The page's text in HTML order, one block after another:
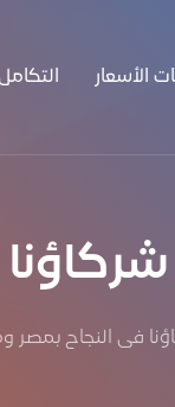
الأسعار
شركاؤنا
فى النجاح بمصر